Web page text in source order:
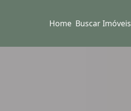
Home Buscar Imóveis